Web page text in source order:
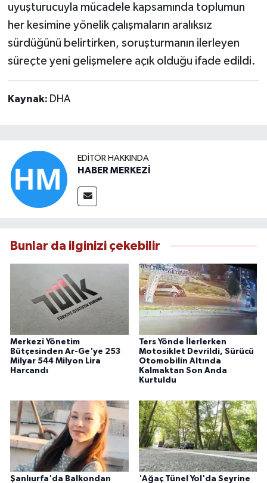
uyuşturucuyla mücadele kapsamında toplumun
her kesimine yönelik çalışmaların aralıksız
sürdüğünü belirtirken, soruşturmanın ilerleyen
süreçte yeni gelişmelere açık olduğu ifade edildi.
Kaynak: DHA
EDITÖR HAKKINDA
HABER MERKEZİ
Bunlar da ilginizi çekebilir
Merkezi Yönetim
Bütçesinden Ar-Ge'ye 253
Milyar 544 Milyon Lira
Harcandı
Ters Yönde İlerlerken
Motosiklet Devrildi, Sürücü
Otomobilin Altında
Kalmaktan Son Anda
Kurtuldu
Şanlıurfa'da Balkondan 'Ağaç Tünel Yol'da Seyrine